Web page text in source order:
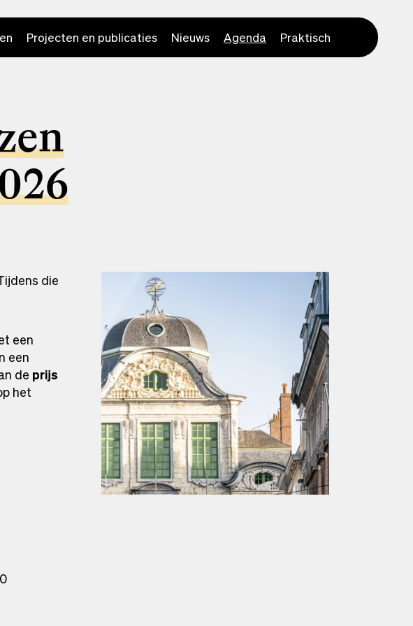
Projecten en publicaties Nieuws Agenda Praktisch
die
een
een
de prijs
het